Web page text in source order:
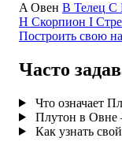
A Овен B Телец C
H Скорпион I
Построить свою
Часто
Что означает
Плутон в Овне
Как узнать